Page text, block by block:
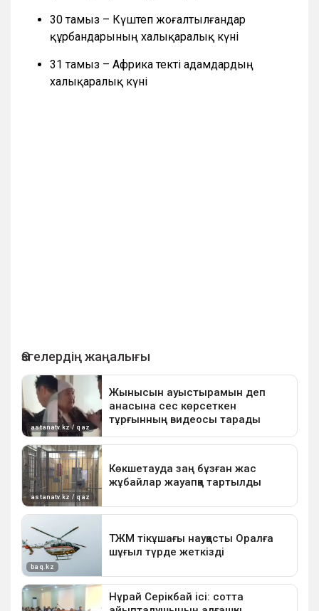
30 тамыз – Күштеп жоғалтылғандар
құрбандарының халықаралық күні
31 тамыз – Африка текті адамдардың
халықаралық күні